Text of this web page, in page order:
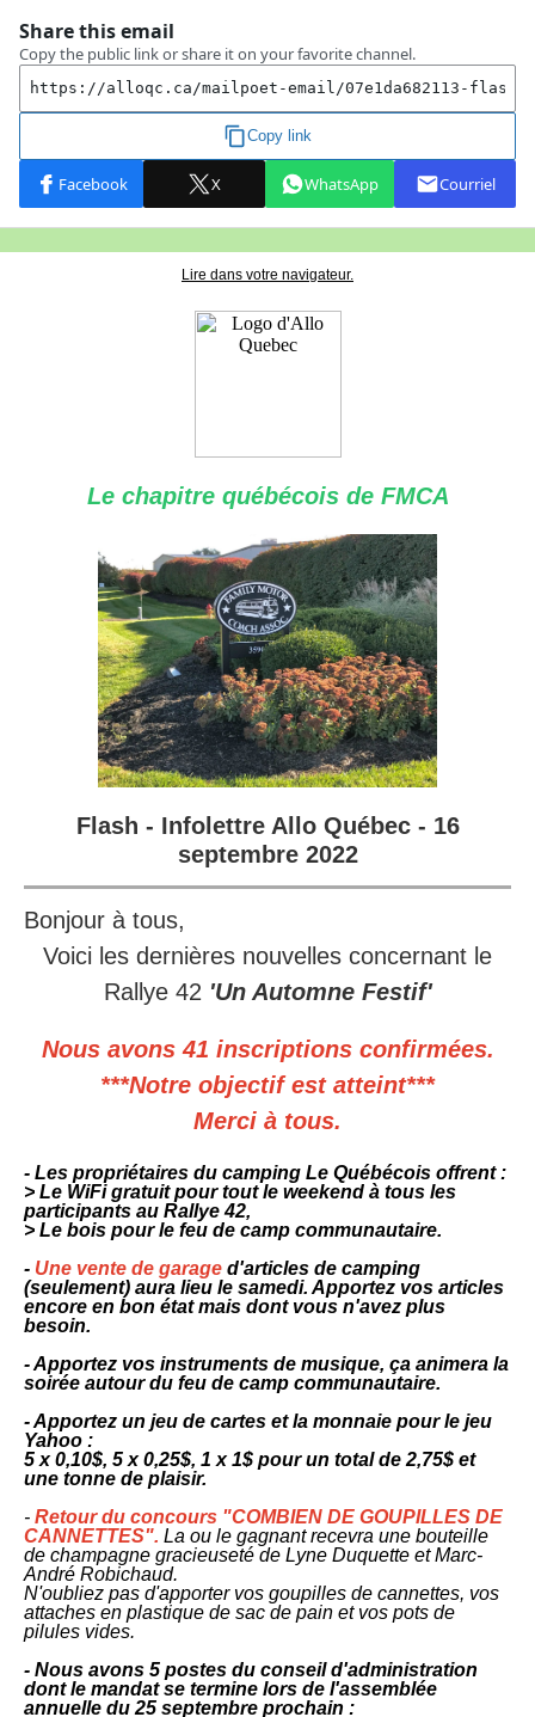
Lire dans votre navigateur.
Le chapitre québécois de FMCA
Flash - Infolettre Allo Québec - 16
septembre 2022
Bonjour à tous,
Voici les dernières nouvelles concernant le
Rallye 42 'Un Automne Festif'
Nous avons 41 inscriptions confirmées.
***Notre objectif est atteint***
Merci à tous.
- Les propriétaires du camping Le Québécois offrent :
> Le WiFi gratuit pour tout le weekend à tous les
participants au Rallye 42,
> Le bois pour le feu de camp communautaire.
- Une vente de garage d'articles de camping
(seulement) aura lieu le samedi. Apportez vos articles
encore en bon état mais dont vous n'avez plus
besoin.
- Apportez vos instruments de musique, ça animera la
soirée autour du feu de camp communautaire.
- Apportez un jeu de cartes et la monnaie pour le jeu
Yahoo :
5 x 0,10$, 5 x 0,25$, 1 x 1$ pour un total de 2,75$ et
une tonne de plaisir.
- Retour du concours "COMBIEN DE GOUPILLES DE
CANNETTES". La ou le gagnant recevra une bouteille
de champagne gracieuseté de Lyne Duquette et Marc-
André Robichaud.
N'oubliez pas d'apporter vos goupilles de cannettes, vos
attaches en plastique de sac de pain et vos pots de
pilules vides.
- Nous avons 5 postes du conseil d'administration
dont le mandat se termine lors de l'assemblée
annuelle du 25 septembre prochain :